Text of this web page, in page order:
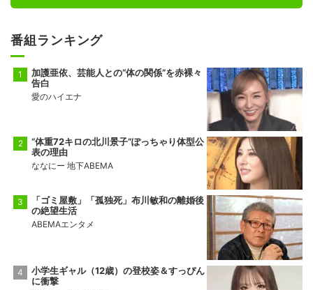
番組ランキング
加護亜依、芸能人との“体の関係”を赤裸々
告白
愛のハイエナ
“体重72キロの北川景子”ぽっちゃり体型公
表の理由
ななにー 地下ABEMA
「ゴミ屋敷」「孤独死」布川敏和の離婚後
の絶望生活
ABEMAエンタメ
小学生ギャル（12歳）の登校姿＆すっぴん
に衝撃